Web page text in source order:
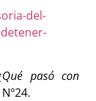
del-
pasó con
º24.